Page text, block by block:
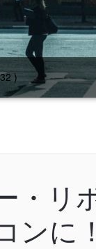
)
・リ
ンに！